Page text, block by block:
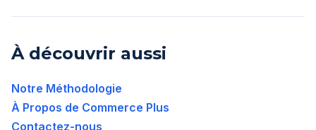
À découvrir aussi
Notre Méthodologie
À Propos de Commerce Plus
Contactez-nous